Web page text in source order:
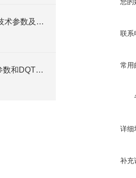
QDT潜水推流器选型技术参数及QTD潜水推进器安装方法
QJB潜水推流器技术参数和DQT潜水推进器型号如何选型
联系
常用
详细
补充